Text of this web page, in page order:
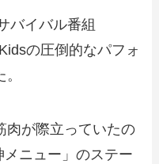
バイバル番組
の圧倒的なパフォ
肉が際立っていたの
ニュー」のステー